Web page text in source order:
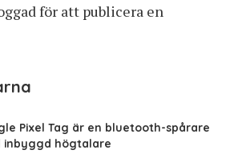
för att publicera en
Pixel Tag är en bluetooth-spårare
inbyggd högtalare